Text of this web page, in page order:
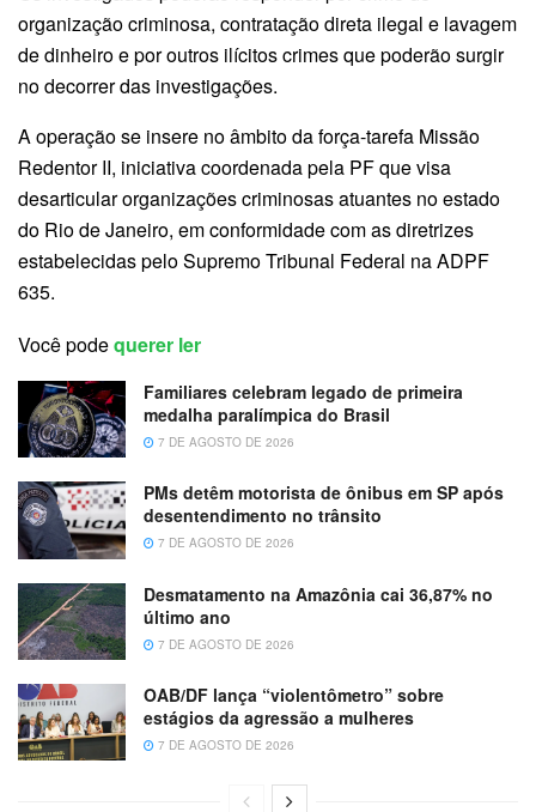
organização criminosa, contratação direta ilegal e lavagem
de dinheiro e por outros ilícitos crimes que poderão surgir
no decorrer das investigações.
A operação se insere no âmbito da força-tarefa Missão
Redentor II, iniciativa coordenada pela PF que visa
desarticular organizações criminosas atuantes no estado
do Rio de Janeiro, em conformidade com as diretrizes
estabelecidas pelo Supremo Tribunal Federal na ADPF
635.
Você podequerer ler
Familiares celebram legado de primeira
medalha paralímpica do Brasil
7 DE AGOSTO DE 2026
PMs detêm motorista de ônibus em SP após
desentendimento no trânsito
7 DE AGOSTO DE 2026
Desmatamento na Amazônia cai 36,87% no
último ano
7 DE AGOSTO DE 2026
OAB/DF lança “violentômetro” sobre
estágios da agressão a mulheres
7 DE AGOSTO DE 2026